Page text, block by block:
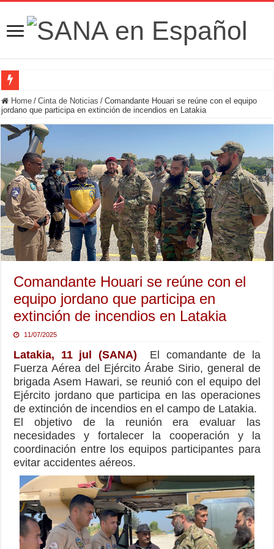
Fuerzas de Seguridad hallan fosa común con nueve cadáveres en la zona rural
Home / Cinta de Noticias / Comandante Houari se reúne con el equipo
jordano que participa en extinción de incendios en Latakia
Comandante Houari se reúne con el
equipo jordano que participa en
extinción de incendios en Latakia
11/07/2025
Latakia, 11 jul (SANA) El comandante de la
Fuerza Aérea del Ejército Árabe Sirio, general de
brigada Asem Hawari, se reunió con el equipo del
Ejército jordano que participa en las operaciones
de extinción de incendios en el campo de Latakia.
El objetivo de la reunión era evaluar las
necesidades y fortalecer la cooperación y la
coordinación entre los equipos participantes para
evitar accidentes aéreos.